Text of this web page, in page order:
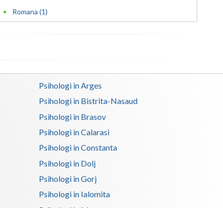
Tulcea
Valcea
Vrancea
Romana (1)
Psihologi in Arges
Psihologi in Bistrita-Nasaud
Psihologi in Brasov
Psihologi in Calarasi
Psihologi in Constanta
Psihologi in Dolj
Psihologi in Gorj
Psihologi in Ialomita